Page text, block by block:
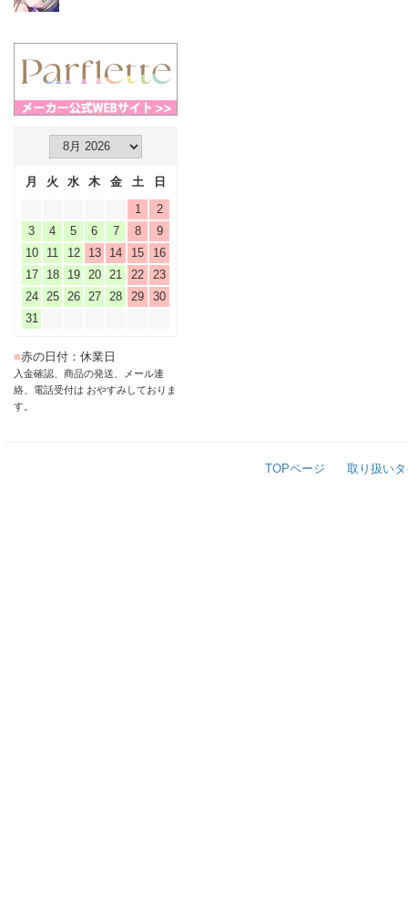
月 火 水 木 金 土
日
1
2
3
4 5 6 7 8
9
10
11 12 13 14 15
16
17
18 19 20 21 22
23
24
25 26 27 28 29
30
31
■赤の日付：休業日
入金確認、商品の発送、メール連
絡、電話受付は おやすみしておりま
す。
TOPページ 取り扱い